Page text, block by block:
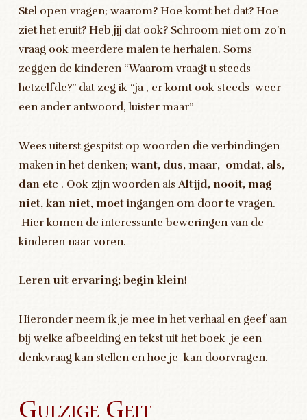
Stel open vragen; waarom? Hoe komt het dat? Hoe
ziet het eruit? Heb jij dat ook? Schroom niet om zo’n
vraag ook meerdere malen te herhalen. Soms
zeggen de kinderen “Waarom vraagt u steeds
hetzelfde?” dat zeg ik “ja , er komt ook steeds weer
een ander antwoord, luister maar”
Wees uiterst gespitst op woorden die verbindingen
maken in het denken; want, dus, maar, omdat, als,
danetc . Ook zijn woorden als Altijd, nooit, mag
niet, kan niet, moetingangen om door te vragen.
Hier komen de interessante beweringen van de
kinderen naar voren.
Leren uit ervaring; begin klein!
Hieronder neem ik je mee in het verhaal en geef aan
bij welke afbeelding en tekst uit het boek je een
denkvraag kan stellen en hoe je kan doorvragen.
Gulzige Geit